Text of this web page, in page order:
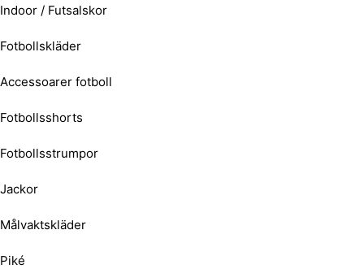
Indoor / Futsalskor
Fotbollskläder
Accessoarer fotboll
Fotbollsshorts
Fotbollsstrumpor
Jackor
Målvaktskläder
Piké